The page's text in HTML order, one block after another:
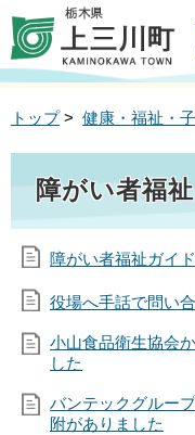
トップ> 健康・福祉・
障がい者福祉
障がい者福祉ガイド
役場へ手話で問い
小山食品衛生協会
した
バンテックグルー
附がありました